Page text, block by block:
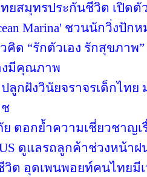
ยสมุทรประกันชีวิต เปิดตั
Marina' ชวนนักวิ่งปั
ด “รักตัวเอง รักสุขภาพ
งมีคุณภาพ
ลูกฝังวินัยจราจรเด็กไท
ตอกย้ำความเชี่ยวชาญเ
ดูแลรถลูกค้าช่วงหน้า
ต อุดเพนพอยท์คนไทยมีเ